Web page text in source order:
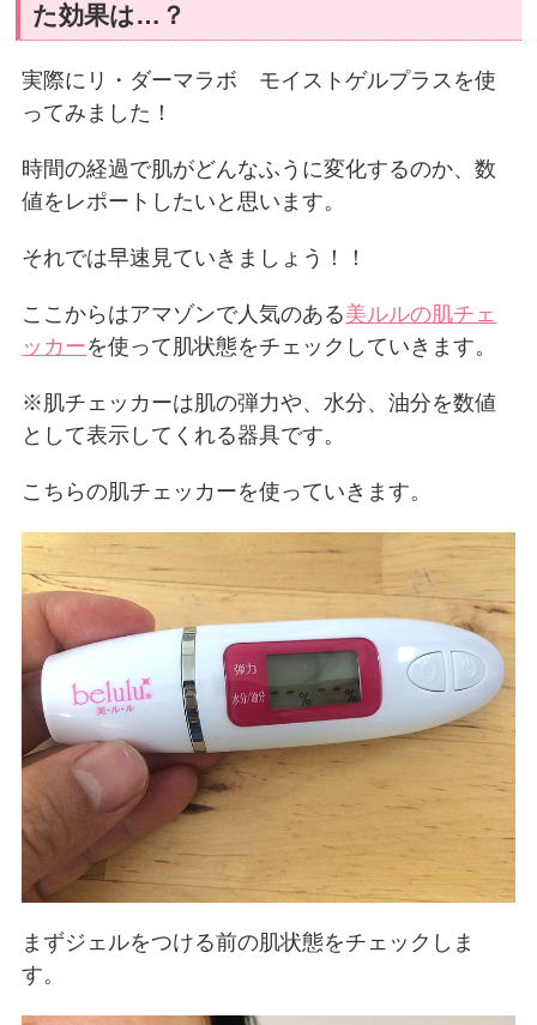
た効果は…？
実際にリ・ダーマラボ モイストゲルプラスを使
ってみました！
時間の経過で肌がどんなふうに変化するのか、数
値をレポートしたいと思います。
それでは早速見ていきましょう！！
ここからはアマゾンで人気のある美ルルの肌チェ
ッカーを使って肌状態をチェックしていきます。
※肌チェッカーは肌の弾力や、水分、油分を数値
として表示してくれる器具です。
こちらの肌チェッカーを使っていきます。
まずジェルをつける前の肌状態をチェックしま
す。